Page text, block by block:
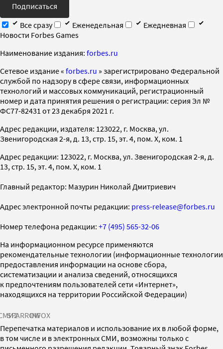
Подписаться
Все сразу
Еженедельная
Ежедневная
Новости Forbes Games
Наименование издания: forbes.ru
Cетевое издание « forbes.ru » зарегистрировано Федеральной
службой по надзору в сфере связи, информационных
технологий и массовых коммуникаций, регистрационный
номер и дата принятия решения о регистрации: серия Эл №
ФС77-82431 от 23 декабря 2021 г.
Адрес редакции, издателя: 123022, г. Москва, ул.
Звенигородская 2-я, д. 13, стр. 15, эт. 4, пом. X, ком. 1
Адрес редакции: 123022, г. Москва, ул. Звенигородская 2-я, д.
13, стр. 15, эт. 4, пом. X, ком. 1
Главный редактор: Мазурин Николай Дмитриевич
Адрес электронной почты редакции: press-release@forbes.ru
Номер телефона редакции: +7 (495) 565-32-06
На информационном ресурсе применяются
рекомендательные технологии (информационные технологии
предоставления информации на основе сбора,
систематизации и анализа сведений, относящихся
к предпочтениям пользователей сети «Интернет»,
находящихся на территории Российской Федерации)
SPARROWINFOX
Перепечатка материалов и использование их в любой форме,
в том числе и в электронных СМИ, возможны только с